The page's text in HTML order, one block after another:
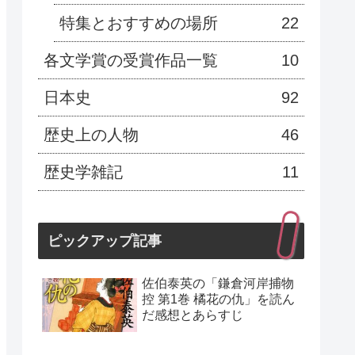
特集とおすすめの場所 22
各文学賞の受賞作品一覧 10
日本史 92
歴史上の人物 46
歴史学雑記 11
ピックアップ記事
佐伯泰英の「鎌倉河岸捕物
控 第1巻 橘花の仇」を読ん
だ感想とあらすじ